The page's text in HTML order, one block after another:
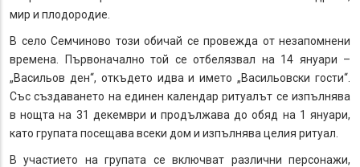
мир и плодородие.
В село Семчиново този обичай се провежда от незапомнени
времена. Първоначално той се отбелязвал на 14 януари –
„Васильов ден“, откъдето идва и името „Васильовски гости“.
Със създаването на единен календар ритуалът се изпълнява
в нощта на 31 декември и продължава до обяд на 1 януари,
като групата посещава всеки дом и изпълнява целия ритуал.
В участието на групата се включват различни персонажи,